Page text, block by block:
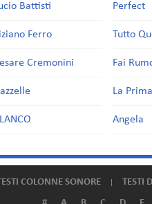
Battisti
Ferro
Cremonini
Perfect
Tutto
Fai
La
Angela
COLONNE SONORE TESTI